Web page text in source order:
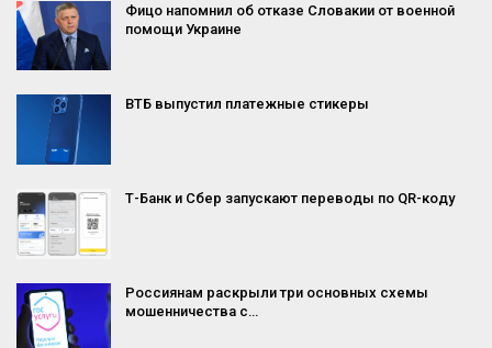
Фицо напомнил об отказе Словакии от военной
помощи Украине
ВТБ выпустил платежные стикеры
Т-Банк и Сбер запускают переводы по QR-коду
Россиянам раскрыли три основных схемы
мошенничества с…